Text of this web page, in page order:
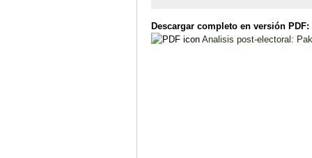
Descargar completo en versión PDF:
Analisis post-electoral:
Ana Ballesteros
Análisis eventual
Ficha